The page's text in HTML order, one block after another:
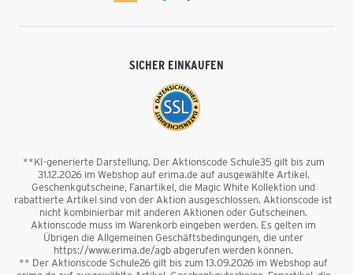
SICHER EINKAUFEN
**KI-generierte Darstellung. Der Aktionscode Schule35 gilt bis zum
31.12.2026 im Webshop auf erima.de auf ausgewählte Artikel.
Geschenkgutscheine, Fanartikel, die Magic White Kollektion und
rabattierte Artikel sind von der Aktion ausgeschlossen. Aktionscode ist
nicht kombinierbar mit anderen Aktionen oder Gutscheinen.
Aktionscode muss im Warenkorb eingeben werden. Es gelten im
Übrigen die Allgemeinen Geschäftsbedingungen, die unter
https://www.erima.de/agb abgerufen werden können.
** Der Aktionscode Schule26 gilt bis zum 13.09.2026 im Webshop auf